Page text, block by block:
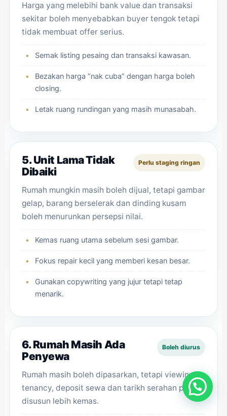
Harga yang melebihi bank value dan transaksi
sekitar boleh menyebabkan buyer tengok tetapi
tidak membuat offer serius.
Semak listing pesaing dan transaksi kawasan.
Bezakan harga “nak cuba” dengan harga boleh
closing.
Letak ruang rundingan yang masih munasabah.
5. Unit Lama Tidak
Dibaiki
Perlu staging ringan
Rumah mungkin masih boleh dijual, tetapi gambar
gelap, barang berselerak dan dinding kusam
boleh menurunkan persepsi nilai.
Kemas ruang utama sebelum sesi gambar.
Fokus repair kecil yang memberi kesan besar.
Gunakan copywriting yang jujur tetapi tetap
menarik.
6. Rumah Masih Ada
Penyewa
Boleh diurus
Rumah masih boleh dipasarkan, tetapi viewing,
tenancy, deposit sewa dan tarikh serahan perlu
disusun lebih kemas.